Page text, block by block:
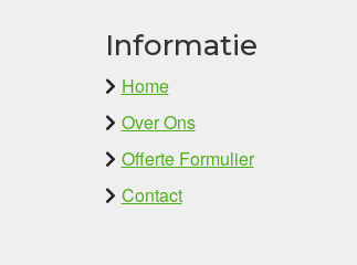
Informatie
Home
Over Ons
Offerte Formulier
Contact